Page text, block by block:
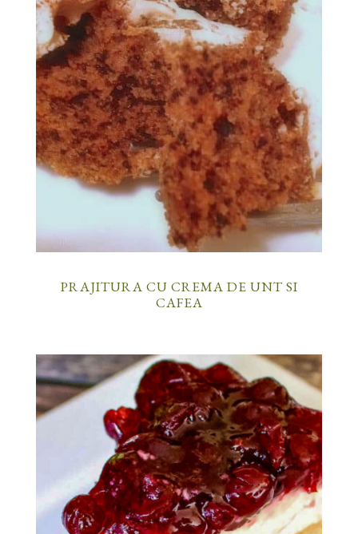
PRAJITURA CU CREMA DE UNT SI
CAFEA